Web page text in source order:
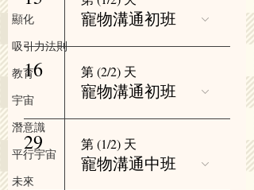
顯化
吸引力法則
教育
宇宙
潛意識
平行宇宙
未來
寵物溝通初班
16 第 (2/2) 天
寵物溝通初班
29 第 (1/2) 天
寵物溝通中班